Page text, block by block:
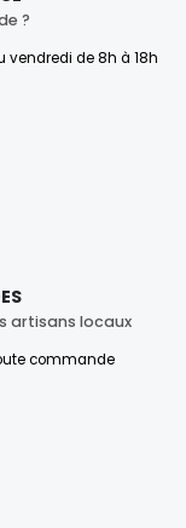
?
de 8h à 18h
artisans locaux
commande